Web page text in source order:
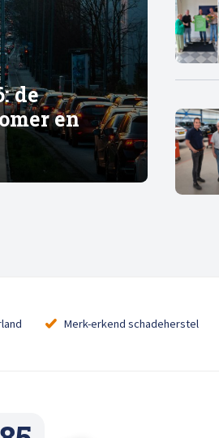
de
en
Merk-erkend schadeherstel